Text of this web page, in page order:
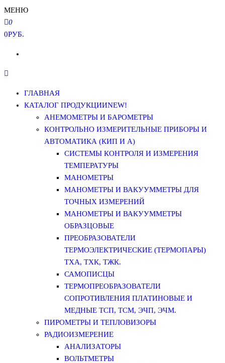
МЕНЮ
0
0РУБ.
ГЛАВНАЯ
КАТАЛОГ ПРОДУКЦИИNEW!
АНЕМОМЕТРЫ И БАРОМЕТРЫ
КОНТРОЛЬНО ИЗМЕРИТЕЛЬНЫЕ ПРИБОРЫ И
АВТОМАТИКА (КИП И А)
СИСТЕМЫ КОНТРОЛЯ И ИЗМЕРЕНИЯ
ТЕМПЕРАТУРЫ
МАНОМЕТРЫ
МАНОМЕТРЫ И ВАКУУММЕТРЫ ДЛЯ
ТОЧНЫХ ИЗМЕРЕНИЙ
МАНОМЕТРЫ И ВАКУУММЕТРЫ
ОБРАЗЦОВЫЕ
ПРЕОБРАЗОВАТЕЛИ
ТЕРМОЭЛЕКТРИЧЕСКИЕ (ТЕРМОПАРЫ)
ТХА, ТХК, ТЖК.
САМОПИСЦЫ
ТЕРМОПРЕОБРАЗОВАТЕЛИ
СОПРОТИВЛЕНИЯ ПЛАТИНОВЫЕ И
МЕДНЫЕ ТСП, ТСМ, ЭЧП, ЭЧМ.
ПИРОМЕТРЫ И ТЕПЛОВИЗОРЫ
РАДИОИЗМЕРЕНИЕ
АНАЛИЗАТОРЫ
ВОЛЬТМЕТРЫ